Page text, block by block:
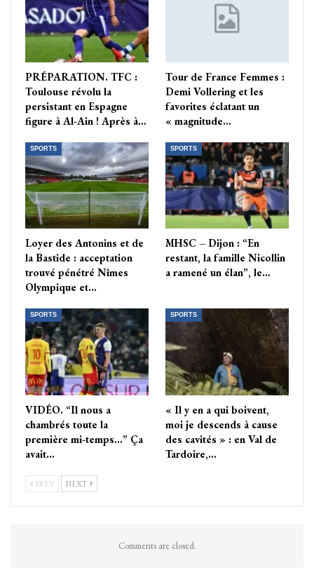
PRÉPARATION. TFC :
Toulouse révolu la
persistant en Espagne
figure à Al-Ain ! Après à…
Tour de France Femmes :
Demi Vollering et les
favorites éclatant un
« magnitude…
SPORTS
Loyer des Antonins et de
la Bastide : acceptation
trouvé pénétré Nîmes
Olympique et…
SPORTS
MHSC – Dijon : “En
restant, la famille Nicollin
a ramené un élan”, le…
SPORTS
VIDÉO. “Il nous a
chambrés toute la
première mi-temps…” Ça
avait…
SPORTS
« Il y en a qui boivent,
moi je descends à cause
des cavités » : en Val de
Tardoire,…
PREV NEXT
Comments are closed.